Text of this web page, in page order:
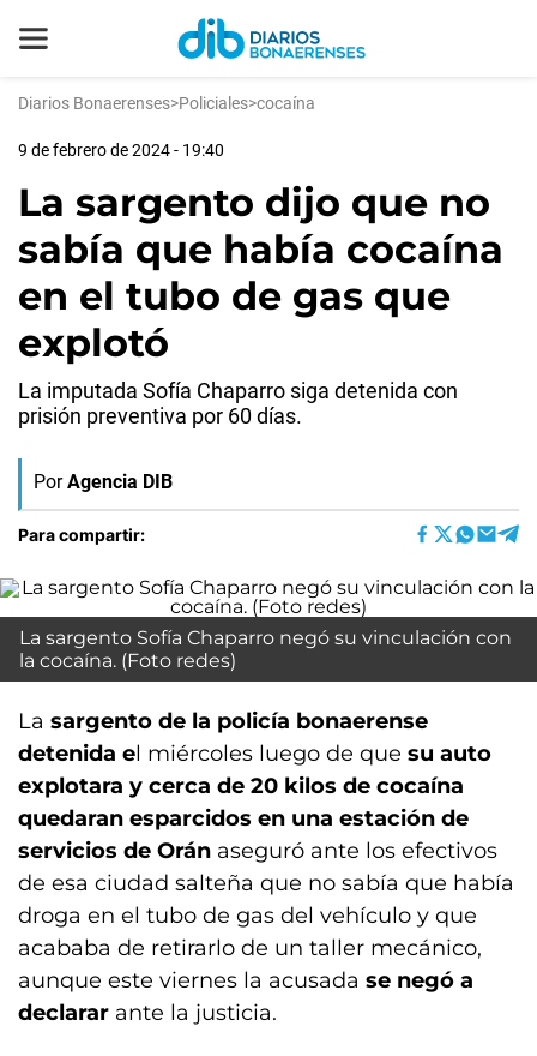
Diarios Bonaerenses>Policiales>cocaína
9 de febrero de 2024 - 19:40
La sargento dijo que no
sabía que había cocaína
en el tubo de gas que
explotó
La imputada Sofía Chaparro siga detenida con
prisión preventiva por 60 días.
Por Agencia DIB
Para compartir:
La sargento Sofía Chaparro negó su vinculación con
la cocaína. (Foto redes)
La sargento de la policía bonaerense
detenida el miércoles luego de que su auto
explotara y cerca de 20 kilos de cocaína
quedaran esparcidos en una estación de
servicios de Orán aseguró ante los efectivos
de esa ciudad salteña que no sabía que había
droga en el tubo de gas del vehículo y que
acababa de retirarlo de un taller mecánico,
aunque este viernes la acusada se negó a
declarar ante la justicia.